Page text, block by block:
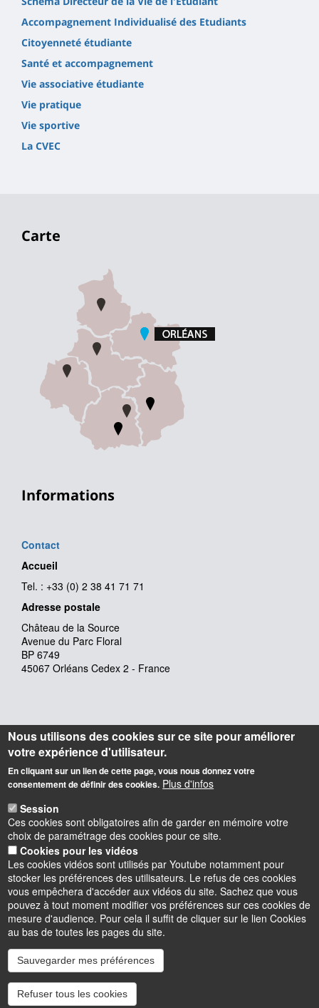
Accompagnement Individualisé des Etudiants
Citoyenneté étudiante
Santé et accompagnement
Vie associative étudiante
Vie pratique
Vie sportive
La CVEC
Carte
Informations
Contact
Accueil
Tel. : +33 (0) 2 38 41 71 71
Adresse postale
Château de la Source
Avenue du Parc Floral
BP 6749
45067 Orléans Cedex 2 - France
InstagramLinkedInYoutube
Accessibilité : partiellement conforme
Nous utilisons des cookies sur ce site pour améliorer
votre expérience d'utilisateur.
En cliquant sur un lien de cette page, vous nous donnez votre
consentement de définir des cookies. Plus d'infos
Session
Ces cookies sont obligatoires afin de garder en mémoire votre
choix de paramétrage des cookies pour ce site.
Cookies pour les vidéos
Les cookies vidéos sont utilisés par Youtube notamment pour
stocker les préférences des utilisateurs. Le refus de ces cookies
vous empêchera d'accéder aux vidéos du site. Sachez que vous
pouvez à tout moment modifier vos préférences sur ces cookies de
mesure d'audience. Pour cela il suffit de cliquer sur le lien Cookies
au bas de toutes les pages du site.
Sauvegarder mes préférences
Refuser tous les cookies